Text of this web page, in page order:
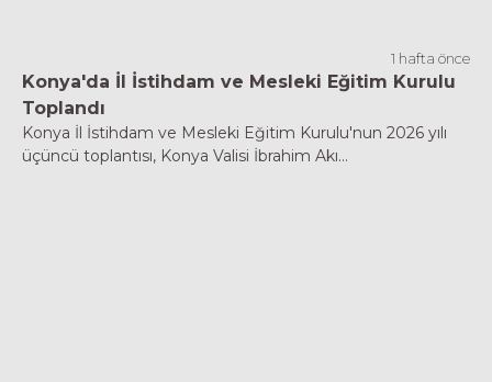
1 hafta önce
Konya'da İl İstihdam ve Mesleki Eğitim Kurulu
Toplandı
Konya İl İstihdam ve Mesleki Eğitim Kurulu'nun 2026 yılı
üçüncü toplantısı, Konya Valisi İbrahim Akı...